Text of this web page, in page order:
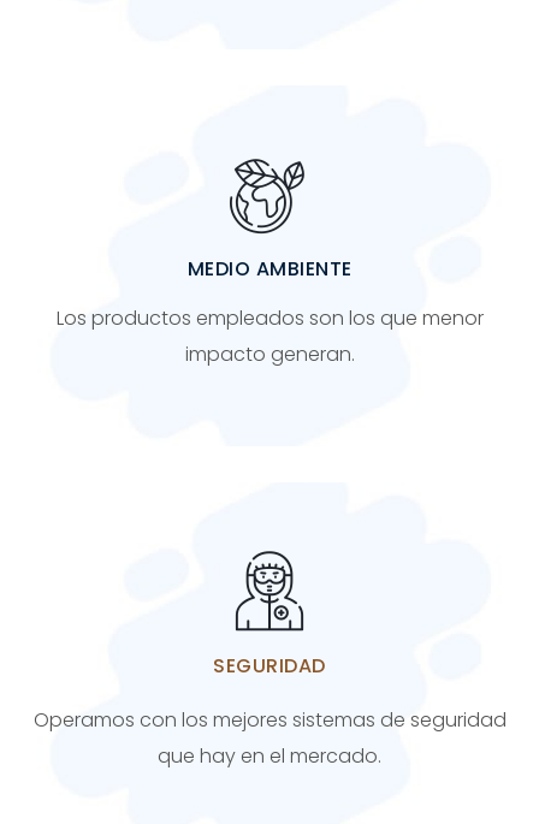
MEDIO AMBIENTE
Los productos empleados son los que menor
impacto generan.
SEGURIDAD
Operamos con los mejores sistemas de seguridad
que hay en el mercado.